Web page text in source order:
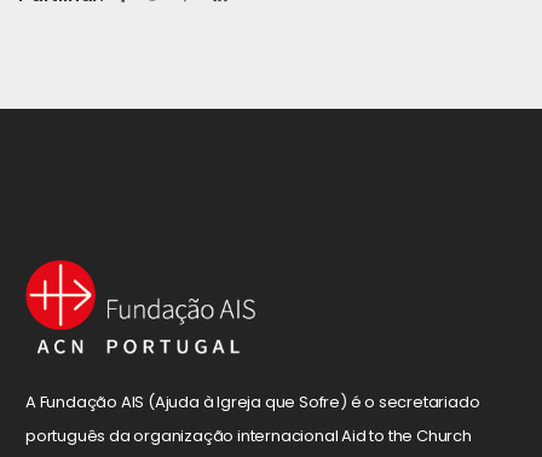
A Fundação AIS (Ajuda à Igreja que Sofre) é o secretariado
português da organização internacional Aid to the Church